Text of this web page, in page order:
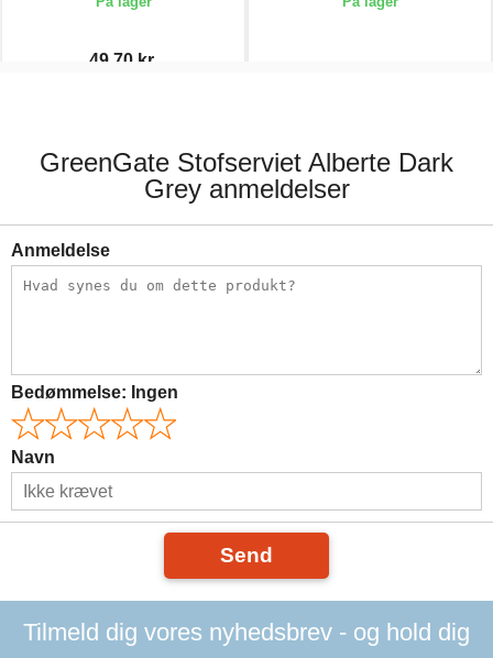
49,70 kr.
GreenGate Stofserviet Alberte Dark
Grey anmeldelser
Anmeldelse
Bedømmelse: Ingen
Navn
Send
Tilmeld dig vores nyhedsbrev - og hold dig